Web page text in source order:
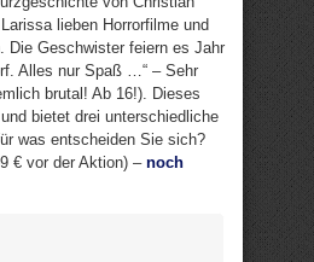
lieben Horrorfilme und
Die Geschwister feiern es Jahr
Alles nur Spaß …“ – Sehr
brutal! Ab 16!). Dieses
bietet drei unterschiedliche
was entscheiden Sie sich?
€ vor der Aktion) – noch